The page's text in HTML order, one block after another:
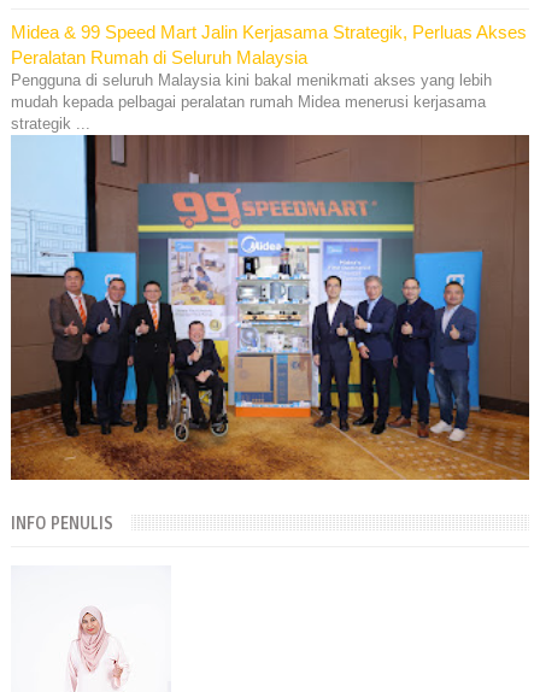
Midea & 99 Speed Mart Jalin Kerjasama Strategik, Perluas Akses
Peralatan Rumah di Seluruh Malaysia
Pengguna di seluruh Malaysia kini bakal menikmati akses yang lebih
mudah kepada pelbagai peralatan rumah Midea menerusi kerjasama
strategik ...
INFO PENULIS